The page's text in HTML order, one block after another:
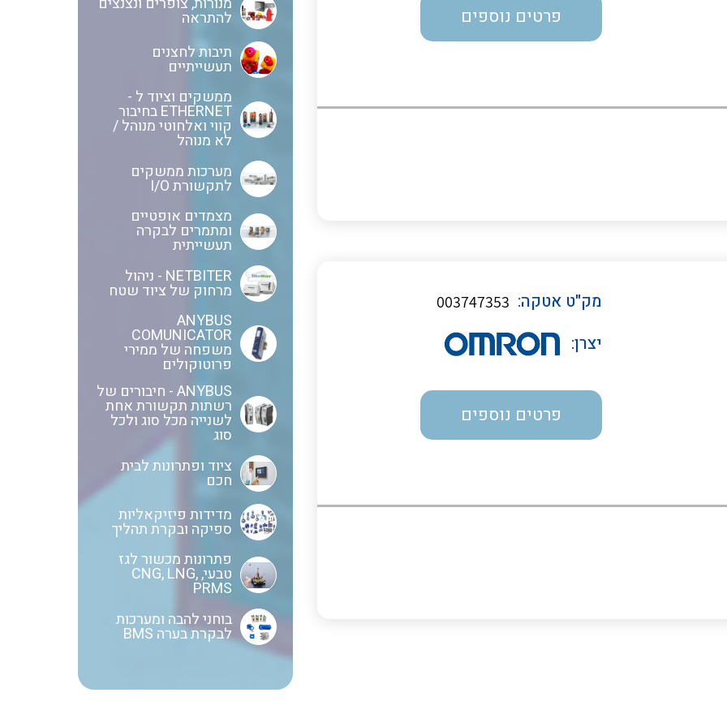
כבלי תקשורת ובקרה חוטים קשיחים
כבלים נטולי הלוגן
כבלים מיוחדים
מנתקים
ציוד מודולרי מדי זרם
מדי מתח שנטים
ממסרי זליגה
צגי מתח ,זרם,תדירות ,וכו
אביזרים ל T7
פרטים נוספים
מק"ט אטקה: 003747353
יצרן:
פרטים נוספים
להתראה
תיבות לחצנים
תעשייתיים
ממשקים וציוד ל -
ETHERNET בחיבור
קווי ואלחוטי מנוהל /
לא מנוהל
מערכות ממשקים
לתקשורת I/O
מצמדים אופטיים
ומתמרים לבקרה
תעשייתית
NETBITER - ניהול
מרחוק של ציוד שטח
ANYBUS
COMUNICATOR
משפחה של ממירי
פרוטוקולים
ANYBUS - חיבורים של
רשתות תקשורת אחת
לשנייה מכל סוג ולכל
סוג
ציוד ופתרונות לבית
חכם
מדידות פיזיקאליות
ספיקה ובקרת תהליך
פתרונות מכשור לגז
טבעי, CNG, LNG,
PRMS
בוחני להבה ומערכות
לבקרת בערה BMS